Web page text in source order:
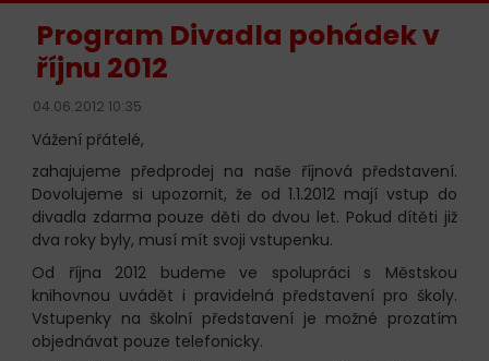
Program Divadla pohádek v
říjnu 2012
04.06.2012 10:35
Vážení přátelé,
zahajujeme předprodej na naše říjnová představení.
Dovolujeme si upozornit, že od 1.1.2012 mají vstup do
divadla zdarma pouze děti do dvou let. Pokud dítěti již
dva roky byly, musí mít svoji vstupenku.
Od října 2012 budeme ve spolupráci s Městskou
knihovnou uvádět i pravidelná představení pro školy.
Vstupenky na školní představení je možné prozatím
objednávat pouze telefonicky.